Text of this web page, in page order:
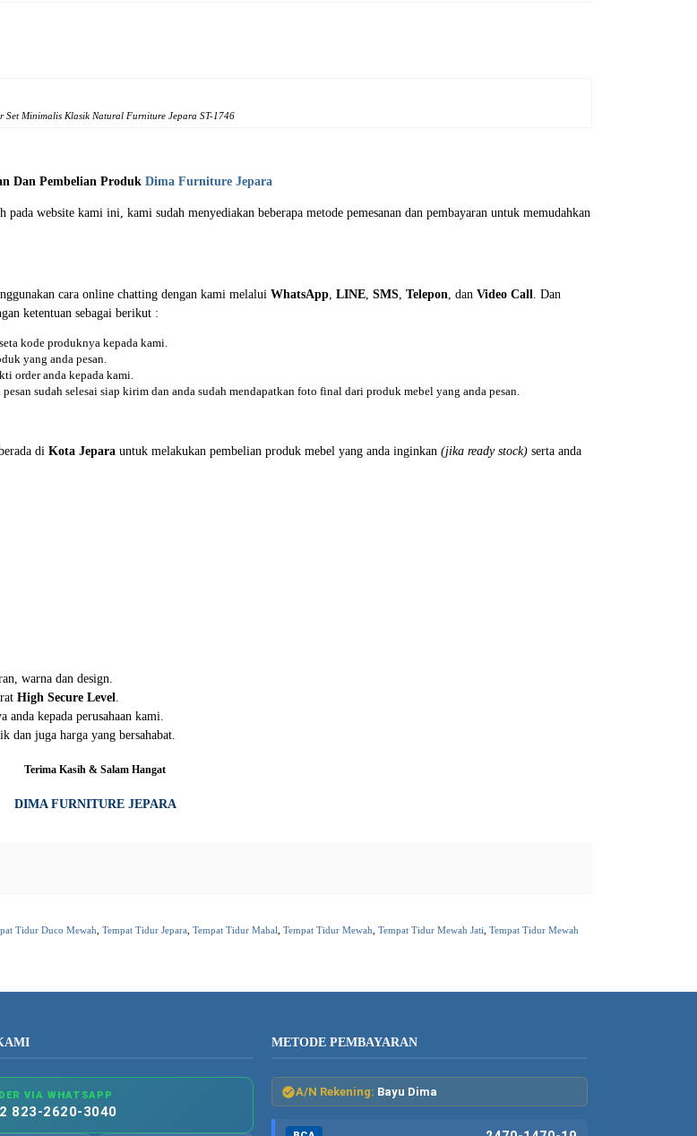
Set Minimalis Klasik Natural Furniture Jepara ST-1746
Dan Pembelian Produk Dima Furniture Jepara
website kami ini, kami sudah menyediakan beberapa metode pemesanan dan pembayaran untuk memudahkan
cara online chatting dengan kami melalui WhatsApp LINE SMS Telepon , dan Video Call
. Dan
ketentuan sebagai berikut :
kode produknya kepada kami.
yang anda pesan.
order anda kepada kami.
sudah selesai siap kirim dan anda sudah mendapatkan foto final dari produk mebel yang anda pesan.
di Kota Jepara untuk melakukan pembelian produk mebel yang anda inginkan (jika ready stock) serta anda
warna dan design.
High Secure Level.
anda kepada perusahaan kami.
dan juga harga yang bersahabat.
Terima Kasih & Salam Hangat
DIMA FURNITURE JEPARA
Tidur Duco Mewah Tempat Tidur Jepara Tempat Tidur Mahal Tempat Tidur Mewah Tempat Tidur Mewah Jati Tempat Tidur Mewah
VIA WHATSAPP
823-2620-3040
METODE PEMBAYARAN
A/N Rekening: Bayu Dima